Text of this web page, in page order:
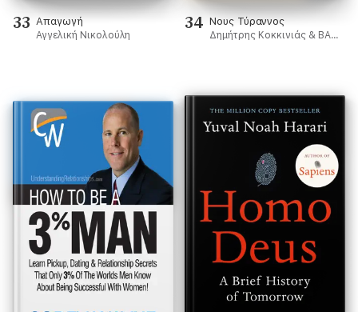
33 Απαγωγή
Αγγελική Νικολούλη
34 Νους Τύραννος
Δημήτρης Κοκκινιάς & ВАСІЛІКН ПАПАГГЕЛН